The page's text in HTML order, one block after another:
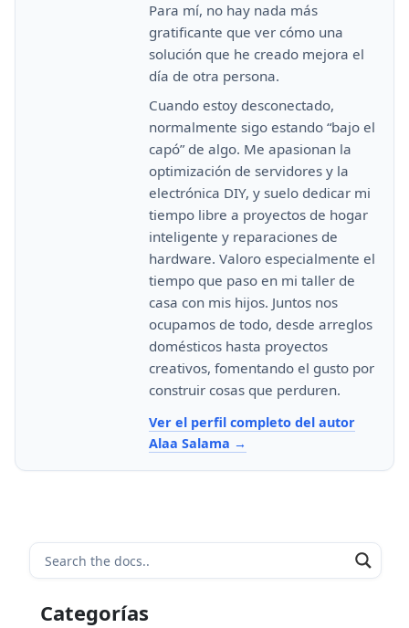
Para mí, no hay nada más
gratificante que ver cómo una
solución que he creado mejora el
día de otra persona.
Cuando estoy desconectado,
normalmente sigo estando “bajo el
capó” de algo. Me apasionan la
optimización de servidores y la
electrónica DIY, y suelo dedicar mi
tiempo libre a proyectos de hogar
inteligente y reparaciones de
hardware. Valoro especialmente el
tiempo que paso en mi taller de
casa con mis hijos. Juntos nos
ocupamos de todo, desde arreglos
domésticos hasta proyectos
creativos, fomentando el gusto por
construir cosas que perduren.
Ver el perfil completo del autor
Alaa Salama
Categorías